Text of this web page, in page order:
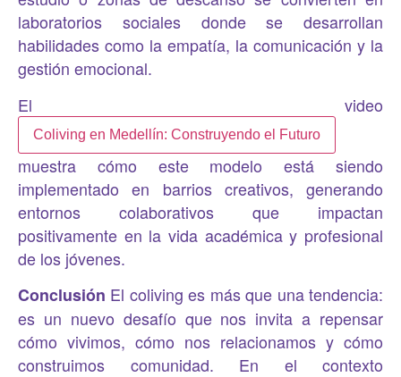
laboratorios sociales donde se desarrollan
habilidades como la empatía, la comunicación y la
gestión emocional.
El video
Coliving en Medellín: Construyendo el Futuro
muestra cómo este modelo está siendo
implementado en barrios creativos, generando
entornos colaborativos que impactan
positivamente en la vida académica y profesional
de los jóvenes.
Conclusión El coliving es más que una tendencia:
es un nuevo desafío que nos invita a repensar
cómo vivimos, cómo nos relacionamos y cómo
construimos comunidad. En el contexto